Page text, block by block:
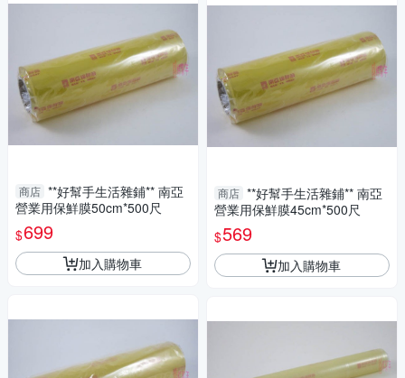
商店 **好幫手生活雜鋪** 南亞
營業用保鮮膜50cm*500尺
$699
加入購物車
商店 **好幫手生活雜鋪** 南亞
營業用保鮮膜45cm*500尺
$569
加入購物車